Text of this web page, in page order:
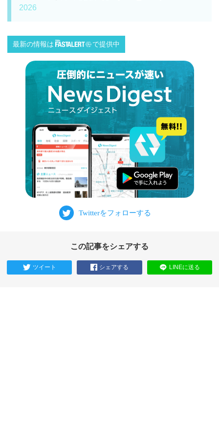
2026
最新の情報は で提供中
この記事をシェアする
ツイート シェアする LINEに送る